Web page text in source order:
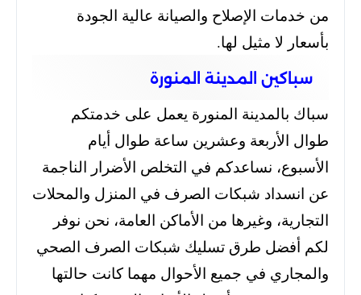
من خدمات الإصلاح والصيانة عالية الجودة
بأسعار لا مثيل لها.
سباكين المدينة المنورة
سباك بالمدينة المنورة يعمل على خدمتكم
طوال الأربعة وعشرين ساعة طوال أيام
الأسبوع، نساعدكم في التخلص الأضرار الناجمة
عن انسداد شبكات الصرف في المنزل والمحلات
التجارية، وغيرها من الأماكن العامة، نحن نوفر
لكم أفضل طرق تسليك شبكات الصرف الصحي
والمجاري في جميع الأحوال مهما كانت حالتها